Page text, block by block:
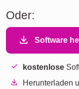
Oder:
Software
kostenlose
Herunterladen